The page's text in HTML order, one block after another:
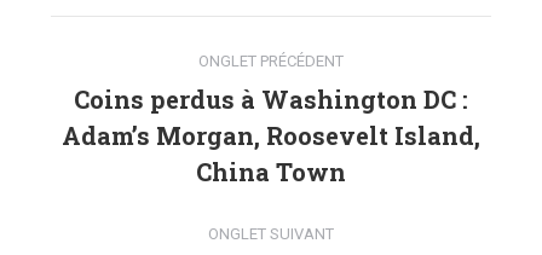
Navigation
de
commentaire
ONGLET PRÉCÉDENT
Onglet
précédent
Coins perdus à Washington DC :
Adam’s Morgan, Roosevelt Island,
China Town
ONGLET SUIVANT